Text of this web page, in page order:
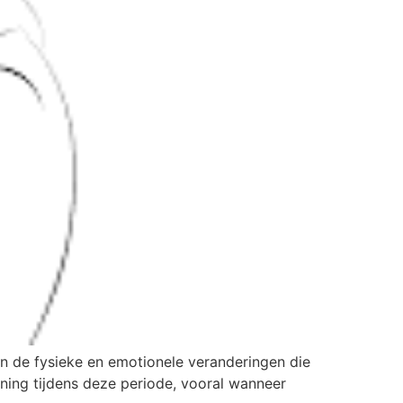
de fysieke en emotionele veranderingen die
tijdens deze periode, vooral wanneer